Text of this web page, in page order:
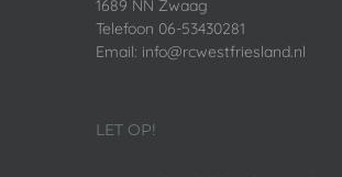
1689 NN Zwaag
Telefoon 06-53430281
Email: info@rcwestfriesland.nl
LET OP!